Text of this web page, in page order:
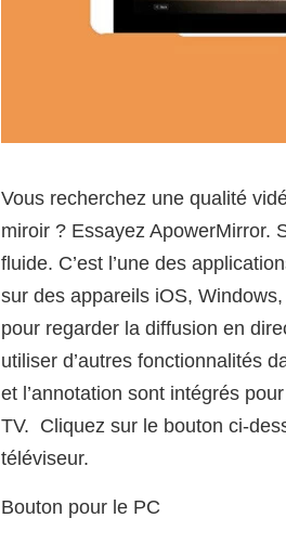
Vous recherchez une qualité
miroir ? Essayez ApowerMirror.
fluide. C’est l’une des
sur des appareils iOS,
pour regarder la diffusion en
utiliser d’autres fonctionnalités
et l’annotation sont intégrés
TV. Cliquez sur le bouton ci-
téléviseur.
Bouton pour le PC